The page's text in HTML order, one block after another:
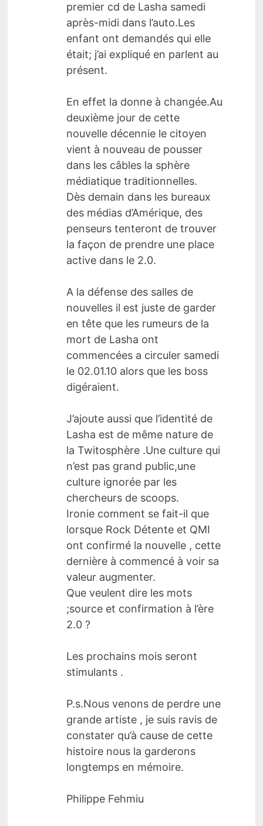
premier cd de Lasha samedi
après-midi dans l’auto.Les
enfant ont demandés qui elle
était; j’ai expliqué en parlent au
présent.
En effet la donne à changée.Au
deuxième jour de cette
nouvelle décennie le citoyen
vient à nouveau de pousser
dans les câbles la sphère
médiatique traditionnelles.
Dès demain dans les bureaux
des médias d’Amérique, des
penseurs tenteront de trouver
la façon de prendre une place
active dans le 2.0.
A la défense des salles de
nouvelles il est juste de garder
en tête que les rumeurs de la
mort de Lasha ont
commencées a circuler samedi
le 02.01.10 alors que les boss
digéraient.
J’ajoute aussi que l’identité de
Lasha est de même nature de
la Twitosphère .Une culture qui
n’est pas grand public,une
culture ignorée par les
chercheurs de scoops.
Ironie comment se fait-il que
lorsque Rock Détente et QMI
ont confirmé la nouvelle , cette
dernière à commencé à voir sa
valeur augmenter.
Que veulent dire les mots
;source et confirmation à l’ère
2.0 ?
Les prochains mois seront
stimulants .
P.s.Nous venons de perdre une
grande artiste , je suis ravis de
constater qu’à cause de cette
histoire nous la garderons
longtemps en mémoire.
Philippe Fehmiu